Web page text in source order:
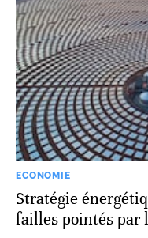
ECONOMIE
Stratégie
failles pointés par